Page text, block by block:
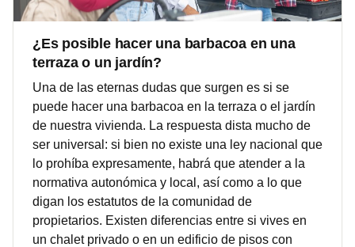
¿Es posible hacer una barbacoa en una
terraza o un jardín?
Una de las eternas dudas que surgen es si se
puede hacer una barbacoa en la terraza o el jardín
de nuestra vivienda. La respuesta dista mucho de
ser universal: si bien no existe una ley nacional que
lo prohíba expresamente, habrá que atender a la
normativa autonómica y local, así como a lo que
digan los estatutos de la comunidad de
propietarios. Existen diferencias entre si vives en
un chalet privado o en un edificio de pisos con